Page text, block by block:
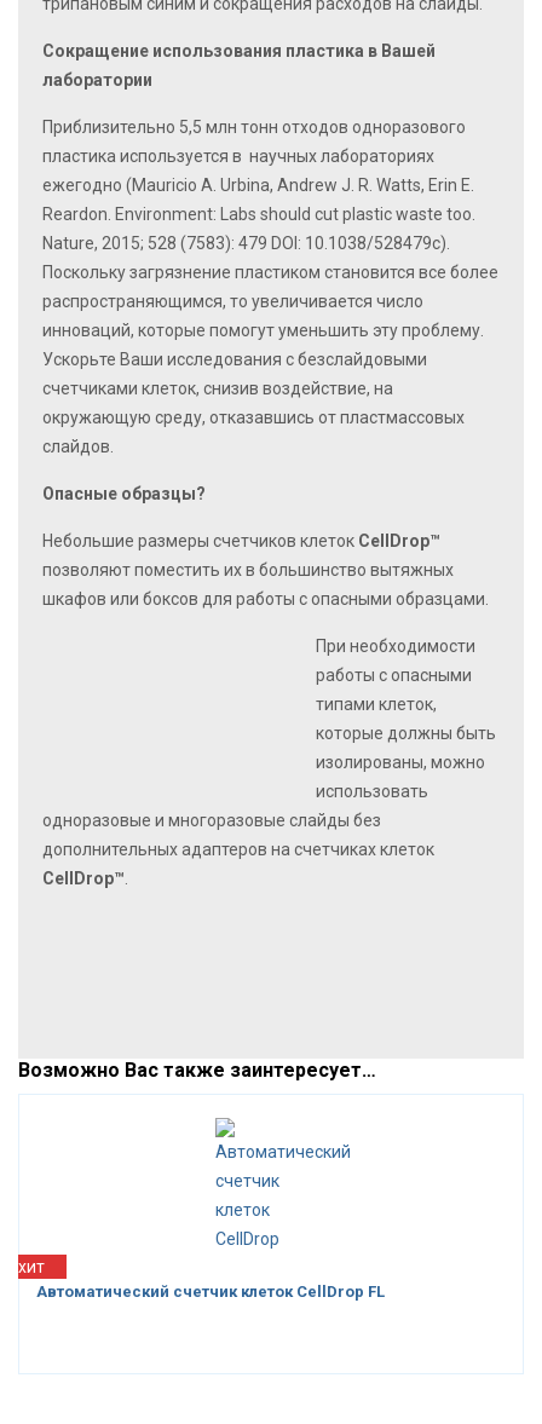
Сокращение использования пластика в Вашей
лаборатории
Приблизительно 5,5 млн тонн отходов одноразового
пластика используется в научных лабораториях
ежегодно (Mauricio A. Urbina, Andrew J. R. Watts, Erin E.
Reardon. Environment: Labs should cut plastic waste too.
Nature, 2015; 528 (7583): 479 DOI: 10.1038/528479c).
Поскольку загрязнение пластиком становится все более
распространяющимся, то увеличивается число
инноваций, которые помогут уменьшить эту проблему.
Ускорьте Ваши исследования с безслайдовыми
счетчиками клеток, снизив воздействие, на
окружающую среду, отказавшись от пластмассовых
слайдов.
Опасные образцы?
Небольшие размеры счетчиков клеток CellDrop™
позволяют поместить их в большинство вытяжных
шкафов или боксов для работы с опасными образцами.
При необходимости
работы с опасными
типами клеток,
которые должны быть
изолированы, можно
использовать
одноразовые и многоразовые слайды без
дополнительных адаптеров на счетчиках клеток
CellDrop™
Возможно Вас также заинтересует…
хит
Автоматический счетчик клеток CellDrop FL